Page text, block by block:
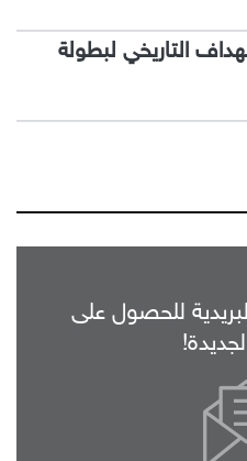
التاريخي لبطولة
للحصول على